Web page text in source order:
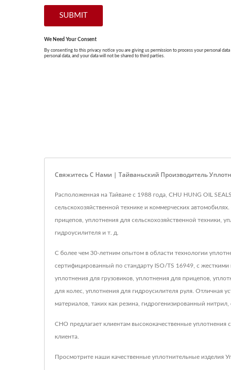
Свяжитесь С Нами | Тайваньский Производитель
Расположенная на Тайване с 1988 года, CHU HUNG OIL
сельскохозяйственной технике и коммерческих
прицепов, уплотнения для сельскохозяйственной техники,
гидроусилителя и т. д.
С более чем 30-летним опытом в области технологии
сертифицированный по стандарту ISO/TS 16949, с
уплотнения для грузовиков, уплотнения для прицепов,
для колес, уплотнения для гидроусилителя руля. Отличная
материалов, таких как резина, гидрогенизированный
CHO предлагает клиентам высококачественные
клиента.
Просмотрите наши качественные уплотнительные изделия